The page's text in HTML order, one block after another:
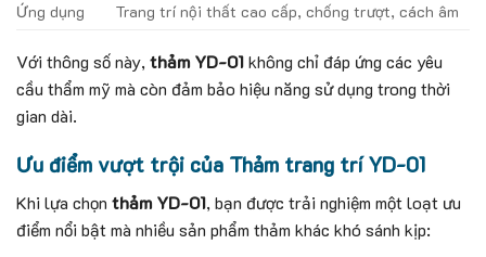
Ứng dụng
Trang trí nội thất cao cấp, chống trượt, cách âm
Với thông số này,thảm YD-01không chỉ đáp ứng các yêu
cầu thẩm mỹ mà còn đảm bảo hiệu năng sử dụng trong thời
gian dài.
Ưu điểm vượt trội của Thảm trang trí YD-01
Khi lựa chọn thảm YD-01, bạn được trải nghiệm một loạt ưu
điểm nổi bật mà nhiều sản phẩm thảm khác khó sánh kịp: